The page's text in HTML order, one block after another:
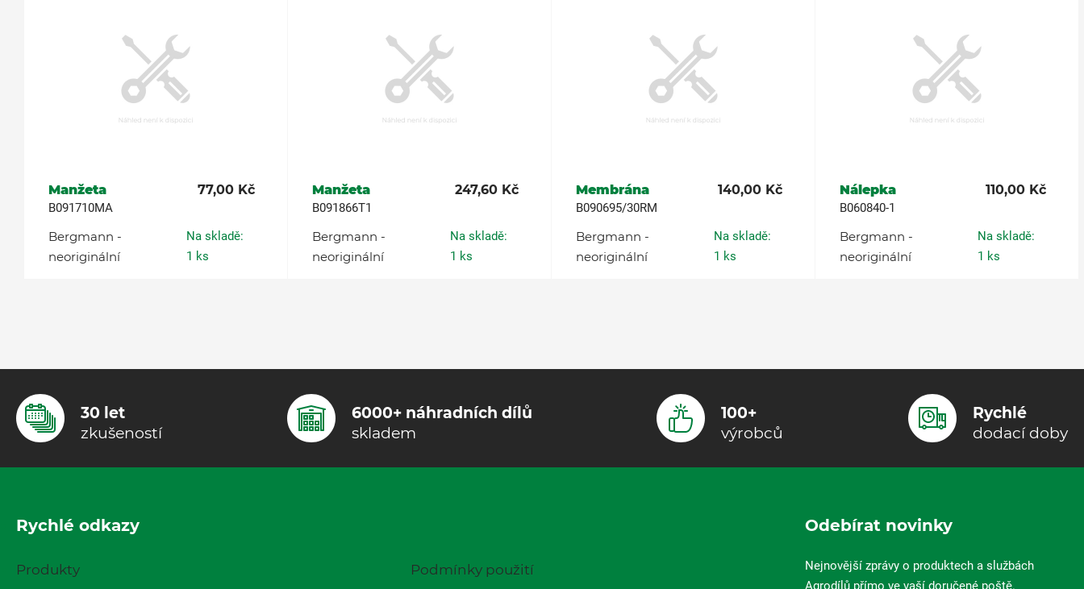
Manžeta 77,00 Kč
B091710MA
Bergmann -
neoriginální
Na skladě:
1 ks
Manžeta 247,60 Kč
B091866T1
Bergmann -
neoriginální
Na skladě:
1 ks
Membrána 140,00 Kč
B090695/30RM
Bergmann -
neoriginální
Na skladě:
1 ks
Nálepka 110,00 Kč
B060840-1
Bergmann -
neoriginální
Na skladě:
1 ks
30 let
zkušeností
6000+ náhradních dílů
skladem
100+
výrobců
Rychlé
dodací doby
Rychlé odkazy
Produkty Podmínky použití
Odebírat novinky
Nejnovější zprávy o produktech a službách
Agrodílů přímo ve vaší doručené poště.